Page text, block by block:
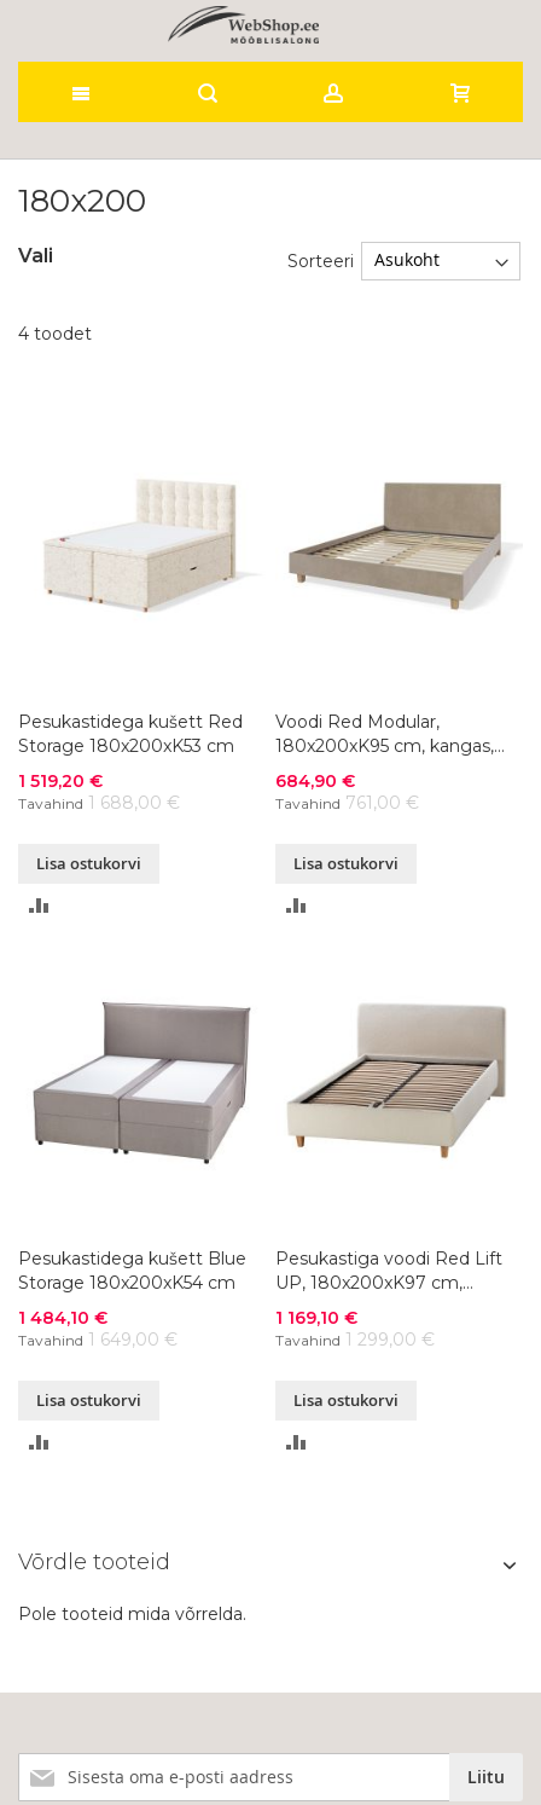
to
180x200
4 toodet
Sorteeri
Pesukastidega kušett Red
Storage 180x200xK53 cm
Soodushind
1 519,20 €
Tavahind 1 688,00 €
Lisa ostukorvi
Voodi Red Modular,
180x200xK95 cm, kangas,
värvivalik
Soodushind
684,90 €
Tavahind 761,00 €
Lisa ostukorvi
Pesukastidega kušett Blue
Storage 180x200xK54 cm
Soodushind
1 484,10 €
Tavahind 1 649,00 €
Lisa ostukorvi
Pesukastiga voodi Red Lift
UP, 180x200xK97 cm,
kangas, värvivalik
Soodushind
1 169,10 €
Tavahind 1 299,00 €
Lisa ostukorvi
Vali
Võrdle tooteid
Pole tooteid mida võrrelda.
meie
Liitu